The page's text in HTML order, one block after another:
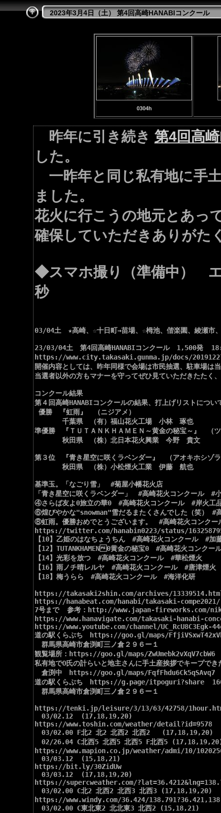
2023年3月4日（土） 第4回高崎HANABIコンクール
0304h
昨年に引き続き 第4回高
した。
一昨年と同じ私有地に手
ました。
花火に行こうの地元とあっ
確保していただきありがた
◆スマホ撮り（準備中）
秒
03/04土　★高崎、☆十日町→苗場、☆栂池、偕楽園、綾瀬市
23/03/04土　第4回高崎HANABIコンクール　1,500発
https://www.city.takasaki.gunma.jp/docs/
開催内容としては、昨年同様で会場は市民抽選、駐車場は
当選者以外の方もマナーを守ってぜひ見ていただきたたく
コンクール結果
第４回高崎HANABIコンクールの結果、打上げリストについ
優勝　『虹雨』　（ニジアメ）
千葉県　（有）福山花火工場　小林　琢也
準優勝　『ＴＵＴＡＮＫＨＡＭＥＮ～黄金の秘宝～』　（
秋田県　（株）北日本花火興業　今野　貴文
第３位　『青き星空に咲くラベンダー』　（アオキホシゾ
秋田県　（株）小松煙火工業　伊藤　航也
基準玉。「なごり雪」　#菊屋小幡花火店
「青き星空に咲くラベンダー」　#高崎花火コンクール　#
④さらば友よ0旅立の華0　#高崎花火コンクール　#岸火工
⑥煌びやかな"snowman"雪だるまたくさんでした（笑） #
⑧虹雨。優勝おめでとうございます。　#高崎花火コンクー
https://twitter.com/hanabin0223/status/
【10】乙姫のはなちょうちん　#高崎花火コンクール　#加
【12】TUTANKHAMEN0黄金の秘宝0　#高崎花火コンク
【14】光彩を放つ　#高崎花火コンクール　#華松煙火
【16】雨ノチ晴レルヤ　#高崎花火コンクール　#唐津煙火
【18】梅うらら　#高崎花火コンクール　#海洋化研
https://takasaki2shin.com/archives/
https://hanabeat.com/hanabi/takasaki-compe2021/
7号まで  参考：http://www.japan-fireworks.com/
https://www.hanavigate.com/takasaki-hanabi-
https://www.youtube.com/channel/UC_RcU8C3Egk-
道の駅くらぶち　https://goo.gl/maps/
群馬県高崎市倉渕町三ノ倉２９６ー１
観覧場所：https://goo.gl/maps/ZwUmebk2vXqV7cbW6
私有地でO氏の計らいと地主さんに手土産挨拶でキープでき
倉渕中　https://goo.gl/maps/FqfFhdu6Ck5qSAvq7　
道の駅くらぶち　https://g.page/itpoguri?share
群馬県高崎市倉渕町三ノ倉２９６ー１
https://tenki.jp/leisure/3/13/63/42758/
03/02.12  (17,18,19,20)
https://www.toshin.com/weather/detail?id=9578
03/02.00 F北2 北2 北西2 北西2   (17,18,19,20)
02/26.04 C北西5 北西5 北西5 F北西5
https://www.mapion.co.jp/weather/admi/10/
03/03.12  (15,18,21)
https://bit.ly/30ZidUw
03/03.12  (17,18,19,20)
https://supercweather.com/
03/02.00 C北2 北西2 北西3 北西3 (17,18,19,20)
https://www.windy.com/36.424/
03/02.00 C東北東2 北北東3 北西2 (15,18,21)